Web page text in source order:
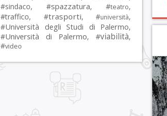
#sindaco, #spazzatura, #teatro,
#traffico, #trasporti, #università,
#Università degli Studi di Palermo,
#Università di Palermo, #viabilità,
#video